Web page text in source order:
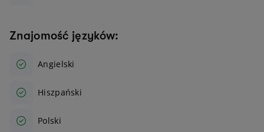
Znajomość języków:
Angielski
Hiszpański
Polski